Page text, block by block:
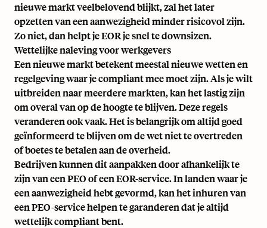
nieuwe markt veelbelovend blijkt, zal het later
opzetten van een aanwezigheid minder risicovol zijn.
Zo niet, dan helpt je EOR je snel te downsizen.
Wettelijke naleving voor werkgevers
Een nieuwe markt betekent meestal nieuwe wetten en
regelgeving waar je compliant mee moet zijn. Als je wilt
uitbreiden naar meerdere markten, kan het lastig zijn
om overal van op de hoogte te blijven. Deze regels
veranderen ook vaak. Het is belangrijk om altijd goed
geïnformeerd te blijven om de wet niet te overtreden
of boetes te betalen aan de overheid.
Bedrijven kunnen dit aanpakken door afhankelijk te
zijn van een PEO of een EOR-service. In landen waar je
een aanwezigheid hebt gevormd, kan het inhuren van
een PEO-service helpen te garanderen dat je altijd
wettelijk compliant bent.